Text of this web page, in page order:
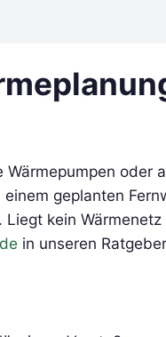
oder
geplanten
kein
in unseren